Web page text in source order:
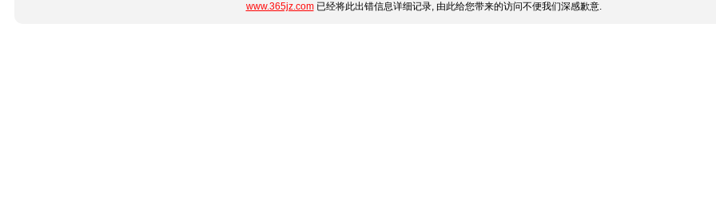
www.365jz.com已经将此出错信息详细记录, 由此给您带来的访问不便我们深感歉意.